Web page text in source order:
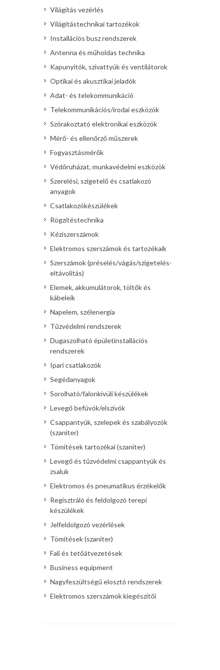
Világítás vezérlés
Világítástechnikai tartozékok
Installációs busz rendszerek
Antenna és műholdas technika
Kapunyitók, szivattyúk és ventilátorok
Optikai és akusztikai jeladók
Adat- és telekommunikáció
Telekommunikációs/irodai eszközök
Szórakoztató elektronikai eszközök
Mérő- és ellenőrző műszerek
Fogyasztásmérők
Védőruházat, munkavédelmi eszközök
Szerelési, szigetelő és csatlakozó
anyagok
Csatlakozókészülékek
Rögzítéstechnika
Kéziszerszámok
Elektromos szerszámok és tartozékaik
Szerszámok (préselés/vágás/szigetelés-
eltávolítás)
Elemek, akkumulátorok, töltők és
kábeleik
Napelem, szélenergia
Tűzvédelmi rendszerek
Dugaszolható épületinstallációs
rendszerek
Ipari csatlakozók
Segédanyagok
Sorolható/falonkívüli készülékek
Levegő befúvók/elszívók
Csappantyúk, szelepek és szabályozók
(szaniter)
Tömítések tartozékai (szaniter)
Levegő és tűzvédelmi csappantyúk és
zsaluk
Elektromos és pneumatikus érzékelők
Regisztráló és feldolgozó terepi
készülékek
Jelfeldolgozó vezérlések
Tömítések (szaniter)
Fali és tetőátvezetések
Business equipment
Nagyfeszültségű elosztó rendszerek
Elektromos szerszámok kiegészítői